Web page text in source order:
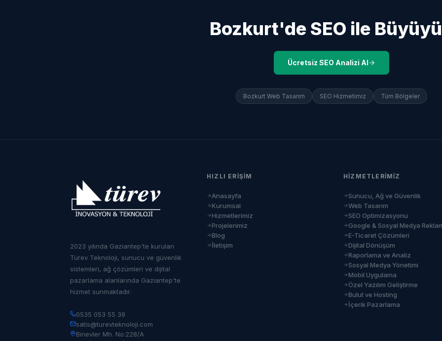
Bozkurt'de SEO ile
Ücretsiz SEO Analizi Al
Bozkurt Web Tasarım SEO Hizmetimiz Tüm Bölgeler
2023 yılında Gaziantep'te kurulan
Türev Teknoloji, sunucu ve güvenlik
sistemleri, ağ çözümleri ve dijital
pazarlama alanlarında Gaziantep'te
hizmet sunmaktadır.
0535 053 55 39
satis@turevteknoloji.com
Binevler Mh. No:228/A
HIZLI ERIŞIM
Anasayfa
Kurumsal
Hizmetlerimiz
Projelerimiz
Blog
İletişim
HIZMETLERIMIZ
Sunucu, Ağ ve Güvenlik
Web Tasarım
SEO Optimizasyonu
Google & Sosyal Medya
E-Ticaret Çözümleri
Dijital Dönüşüm
Raporlama ve Analiz
Sosyal Medya Yönetimi
Mobil Uygulama
Özel Yazılım Geliştirme
Bulut ve Hosting
İçerik Pazarlama